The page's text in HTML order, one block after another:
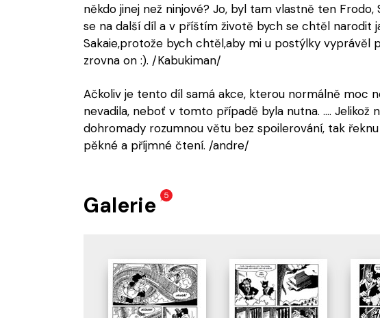
někdo jinej než ninjové? Jo, byl tam vlastně ten Frodo,
se na další díl a v příštím životě bych se chtěl narodit
Sakaie,protože bych chtěl,aby mi u postýlky vyprávěl
zrovna on :). /Kabukiman/
Ačkoliv je tento díl samá akce, kterou normálně moc
nevadila, neboť v tomto případě byla nutna. .... Jelikož
dohromady rozumnou větu bez spoilerování, tak
pěkné a příjmné čtení. /andre/
Galerie 5